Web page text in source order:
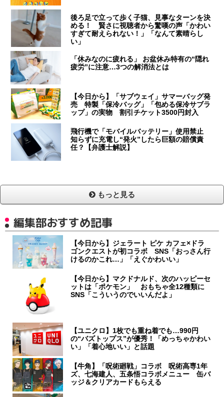
後ろ足で立って歩く子猫、見事なターンを決
める！ 賢さに視聴者から驚嘆の声「かわい
すぎて耐えられない！」「なんて素晴らし
い」
「休みなのに疲れる」 お盆休み特有の“隠れ
疲労”に注意…3つの解消法とは
【今日から】「サブウェイ」サマーバッグ発
売 特製「保冷バッグ」「包める保冷サブラ
ップ」の実物 割引チケット3500円封入
飛行機で「モバイルバッテリー」使用禁止
知らずに充電し“発火”したら巨額の賠償責
任？【弁護士解説】
もっと見る
編集部おすすめ記事
【今日から】ジェラート ピケ カフェ×ドラ
ゴンクエストが初コラボ SNS「おっさん行
けるのかこれ…」「えぐかわいい」
【今日から】マクドナルド、次のハッピーセ
ットは「ポケモン」 おもちゃ全12種類に
SNS「こういうのでいいんだよ」
【ユニクロ】1枚でも重ね着でも…990円
の“バズトップス”が優秀！「めっちゃかわい
い」「着心地いい」と話題
【牛角】「呪術廻戦」コラボ 呪術高専1年
ズ、七海建人、五条悟コラボメニュー 缶バ
ッジ＆クリアカードもらえる